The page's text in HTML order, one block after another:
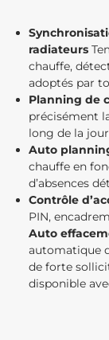
radiateurs
chauffe,
adoptés par
Planning de
précisément
long de la
Auto
chauffe en
d’absences
Contrôle
PIN,
Auto
automatique
de forte
disponible